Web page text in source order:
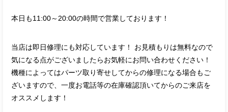
本日も11:00～20:00の時間で営業しております！
当店は即日修理にも対応しています！ お見積もりは無料なので
気になる点がございましたらお気軽にお問い合わせください！
機種によってはパーツ取り寄せしてからの修理になる場合もご
ざいますので、一度お電話等の在庫確認頂いてからのご来店を
オススメします！